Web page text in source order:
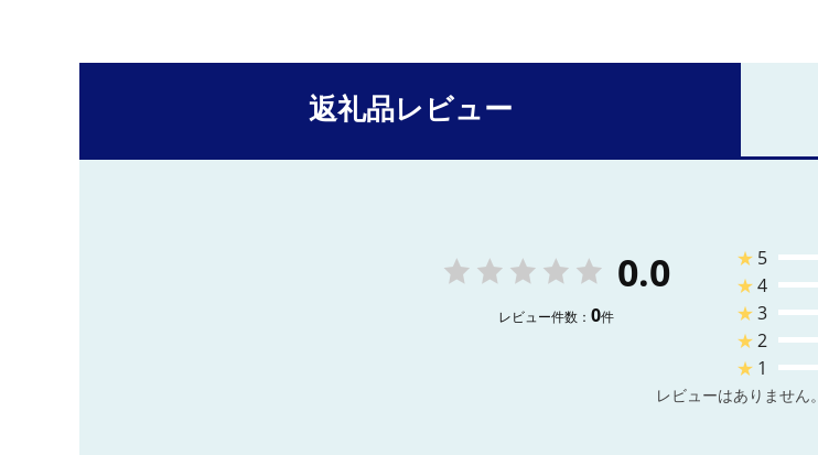
返礼品レビュー
0.0
レビュー件数： 0件
★ 5
★4
★3
★2
★ 1
レビューはありません。